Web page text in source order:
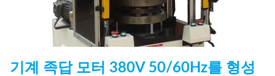
기계 족답 모터 380V 50/60Hz를 형성